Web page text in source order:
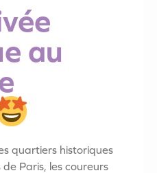
au
quartiers historiques
Paris, les coureurs